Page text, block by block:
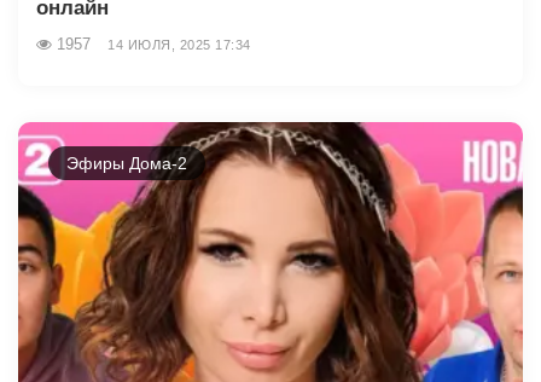
онлайн
1957 14 ИЮЛЯ, 2025 17:34
Эфиры Дома-2